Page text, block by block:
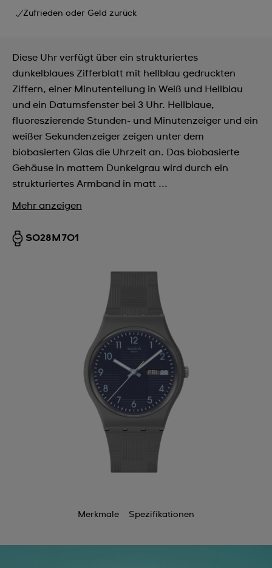
Zufrieden oder Geld zurück
Diese Uhr verfügt über ein strukturiertes
dunkelblaues Zifferblatt mit hellblau gedruckten
Ziffern, einer Minutenteilung in Weiß und Hellblau
und ein Datumsfenster bei 3 Uhr. Hellblaue,
fluoreszierende Stunden- und Minutenzeiger und ein
weißer Sekundenzeiger zeigen unter dem
biobasierten Glas die Uhrzeit an. Das biobasierte
Gehäuse in mattem Dunkelgrau wird durch ein
strukturiertes Armband in matt ...
Mehr anzeigen
SO28M701
Merkmale Spezifikationen